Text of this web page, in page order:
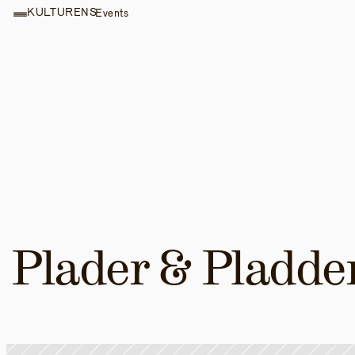
Plader &
KULTURENSEvents